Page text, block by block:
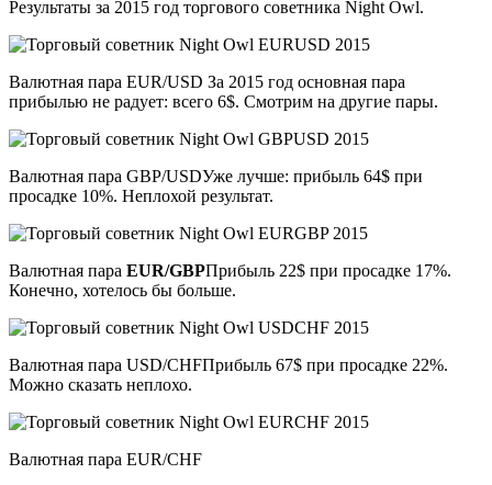
Результаты за 2015 год торгового советника Night Owl.
Валютная пара EUR/USD За 2015 год основная пара
прибылью не радует: всего 6$. Смотрим на другие пары.
Валютная пара GBP/USDУже лучше: прибыль 64$ при
просадке 10%. Неплохой результат.
Валютная пара EUR/GBPПрибыль 22$ при просадке 17%.
Конечно, хотелось бы больше.
Валютная пара USD/CHFПрибыль 67$ при просадке 22%.
Можно сказать неплохо.
Валютная пара EUR/CHF